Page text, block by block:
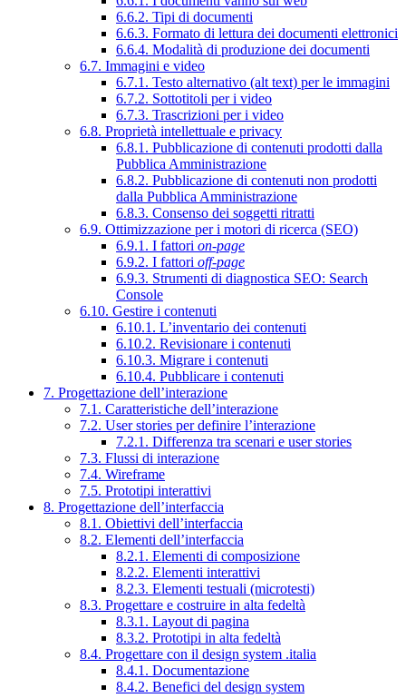
6.6.2. Tipi di documenti
6.6.3. Formato di lettura dei documenti elettronici
6.6.4. Modalità di produzione dei documenti
6.7. Immagini e video
6.7.1. Testo alternativo (alt text) per le immagini
6.7.2. Sottotitoli per i video
6.7.3. Trascrizioni per i video
6.8. Proprietà intellettuale e privacy
6.8.1. Pubblicazione di contenuti prodotti dalla
Pubblica Amministrazione
6.8.2. Pubblicazione di contenuti non prodotti
dalla Pubblica Amministrazione
6.8.3. Consenso dei soggetti ritratti
6.9. Ottimizzazione per i motori di ricerca (SEO)
6.9.1. I fattori on-page
6.9.2. I fattori off-page
6.9.3. Strumenti di diagnostica SEO: Search
Console
6.10. Gestire i contenuti
6.10.1. L’inventario dei contenuti
6.10.2. Revisionare i contenuti
6.10.3. Migrare i contenuti
6.10.4. Pubblicare i contenuti
7. Progettazione dell’interazione
7.1. Caratteristiche dell’interazione
7.2. User stories per definire l’interazione
7.2.1. Differenza tra scenari e user stories
7.3. Flussi di interazione
7.4. Wireframe
7.5. Prototipi interattivi
8. Progettazione dell’interfaccia
8.1. Obiettivi dell’interfaccia
8.2. Elementi dell’interfaccia
8.2.1. Elementi di composizione
8.2.2. Elementi interattivi
8.2.3. Elementi testuali (microtesti)
8.3. Progettare e costruire in alta fedeltà
8.3.1. Layout di pagina
8.3.2. Prototipi in alta fedeltà
8.4. Progettare con il design system .italia
8.4.1. Documentazione
8.4.2. Benefici del design system